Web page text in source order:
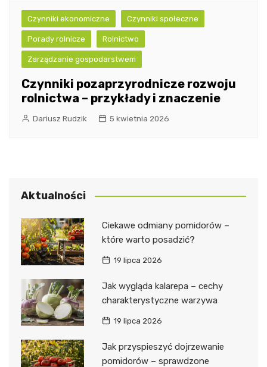
Czynniki ekonomiczne Czynniki społeczne
Porady rolnicze Rolnictwo
Zarządzanie gospodarstwem
Czynniki pozaprzyrodnicze rozwoju
rolnictwa – przykłady i znaczenie
Dariusz Rudzik 5 kwietnia 2026
Aktualności
Ciekawe odmiany pomidorów –
które warto posadzić?
19 lipca 2026
Jak wygląda kalarepa – cechy
charakterystyczne warzywa
19 lipca 2026
Jak przyspieszyć dojrzewanie
pomidorów – sprawdzone